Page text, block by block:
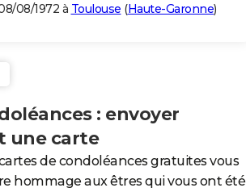
08/1972 à Toulouse (Haute-Garonne)
: envoyer
une carte
de condoléances gratuites vous
hommage aux êtres qui vous ont été